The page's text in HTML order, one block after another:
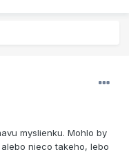
myslienku. Mohlo by
nieco takeho, lebo